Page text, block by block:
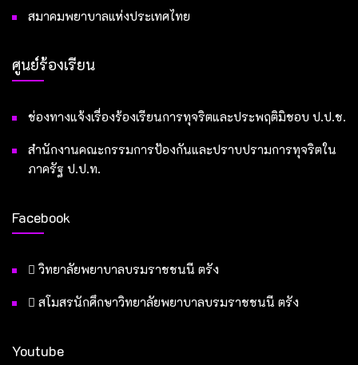
สมาคมพยาบาลแห่งประเทศไทย
ศูนย์ร้องเรียน
ช่องทางแจ้งเรื่องร้องเรียนการทุจริตและประพฤติมิชอบ ป.ป.ช.
สำนักงานคณะกรรมการป้องกันและปราบปรามการทุจริตใน
ภาครัฐ ป.ป.ท.
Facebook
วิทยาลัยพยาบาลบรมราชชนนี ตรัง
สโมสรนักศึกษาวิทยาลัยพยาบาลบรมราชชนนี ตรัง
Youtube